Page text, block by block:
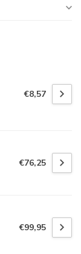
€8,57
€76,25
€99,95